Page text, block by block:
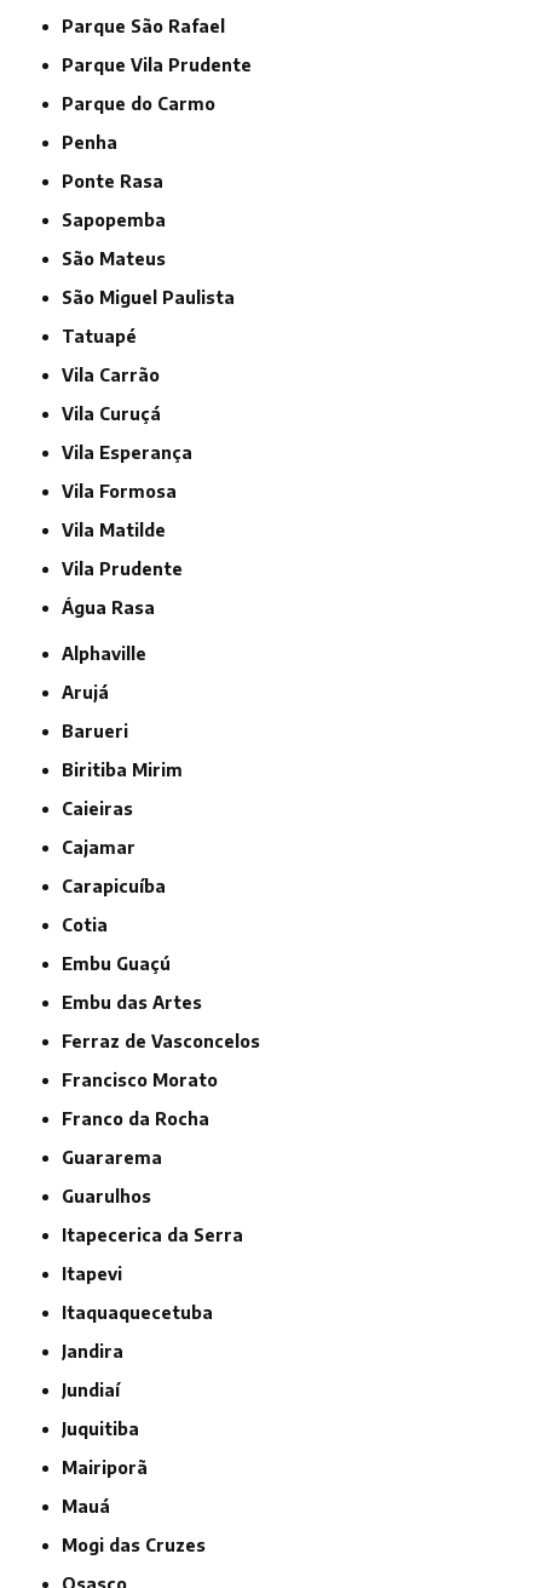
Parque São Rafael
Parque Vila Prudente
Parque do Carmo
Penha
Ponte Rasa
Sapopemba
São Mateus
São Miguel Paulista
Tatuapé
Vila Carrão
Vila Curuçá
Vila Esperança
Vila Formosa
Vila Matilde
Vila Prudente
Água Rasa
Alphaville
Arujá
Barueri
Biritiba Mirim
Caieiras
Cajamar
Carapicuíba
Cotia
Embu Guaçú
Embu das Artes
Ferraz de Vasconcelos
Francisco Morato
Franco da Rocha
Guararema
Guarulhos
Itapecerica da Serra
Itapevi
Itaquaquecetuba
Jandira
Jundiaí
Juquitiba
Mairiporã
Mauá
Mogi das Cruzes